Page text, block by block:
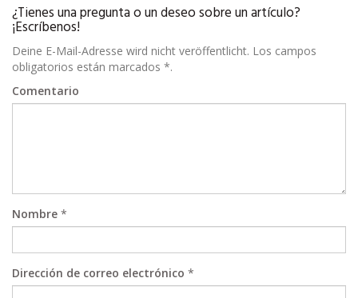
¿Tienes una pregunta o un deseo sobre un artículo?
¡Escríbenos!
Deine E-Mail-Adresse wird nicht veröffentlicht. Los campos
obligatorios están marcados *.
Comentario
Nombre *
Dirección de correo electrónico *